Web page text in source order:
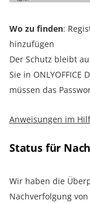
Wo zu finden:
hinzufügen
Der Schutz bleibt
Sie in
müssen das
Anweisungen im
Status für
Wir haben die
Nachverfolgung